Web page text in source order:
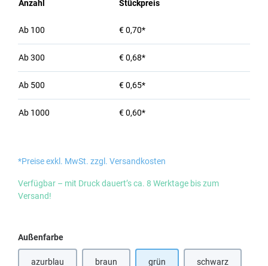
Anzahl Stückpreis
Ab 100 € 0,70*
Ab300 € 0,68*
Ab 500 € 0,65*
Ab 1000 € 0,60*
*Preise exkl. MwSt. zzgl. Versandkosten
Verfügbar – mit Druck dauert’s ca. 8 Werktage bis zum
Versand!
Außenfarbeauswählen
azurblau braun grün schwarz